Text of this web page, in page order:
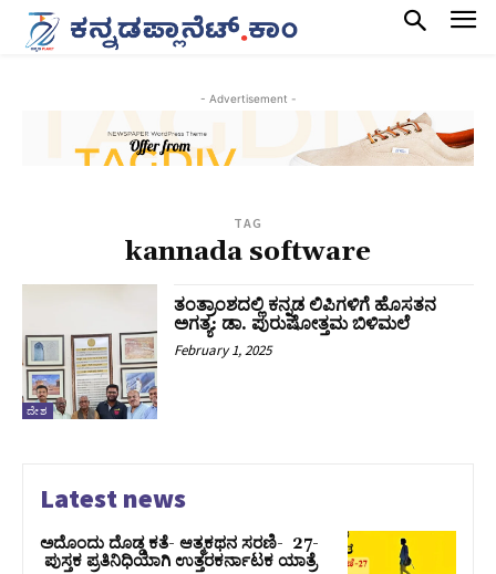
- Advertisement -
TAG
kannada software
ದೇಶ
ತಂತ್ರಾಂಶದಲ್ಲಿ ಕನ್ನಡ ಲಿಪಿಗಳಿಗೆ ಹೊಸತನ
ಅಗತ್ಯ: ಡಾ. ಪುರುಷೋತ್ತಮ ಬಿಳಿಮಲೆ
February 1, 2025
Latest news
ಅದೊಂದು ದೊಡ್ಡ ಕತೆ- ಆತ್ಮಕಥನ ಸರಣಿ- 27-
ಪುಸ್ತಕ ಪ್ರತಿನಿಧಿಯಾಗಿ ಉತ್ತರಕರ್ನಾಟಕ ಯಾತ್ರೆ